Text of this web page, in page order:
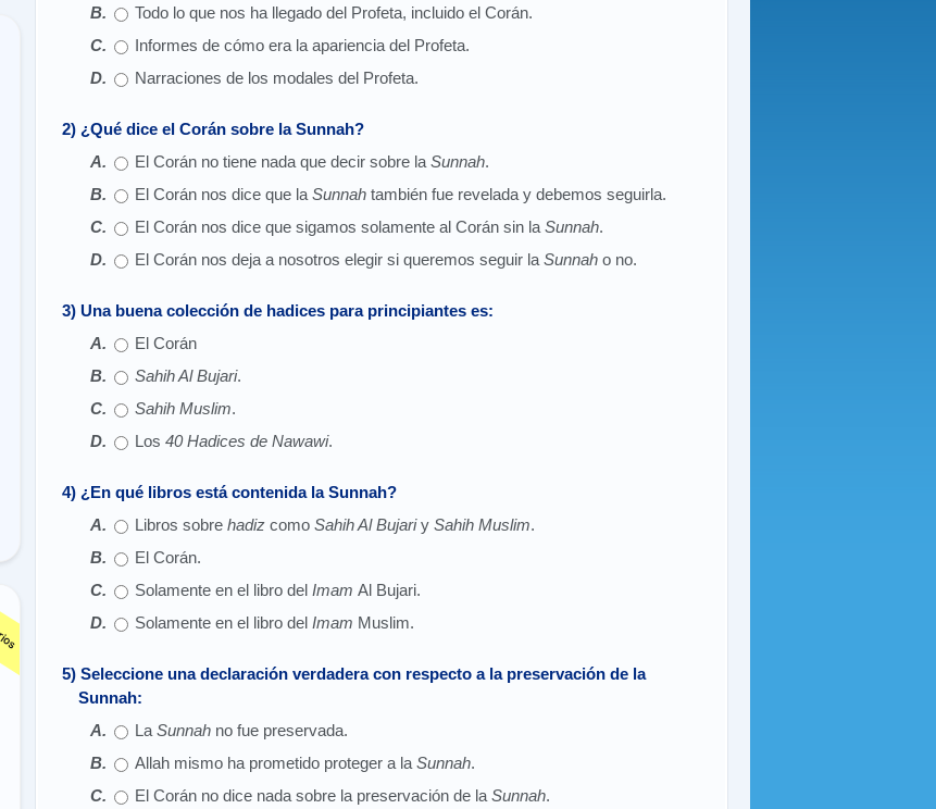
Todo lo que nos ha llegado del Profeta, incluido el Corán.
Informes de cómo era la apariencia del Profeta.
Narraciones de los modales del Profeta.
2) ¿Qué dice el Corán sobre la Sunnah?
El Corán no tiene nada que decir sobre la Sunnah.
El Corán nos dice que la Sunnah también fue revelada y debemos seguirla.
El Corán nos dice que sigamos solamente al Corán sin la Sunnah.
El Corán nos deja a nosotros elegir si queremos seguir la Sunnah o no.
3) Una buena colección de hadices para principiantes es:
El Corán
Sahih Al Bujari.
Sahih Muslim.
Los 40 Hadices de Nawawi.
4) ¿En qué libros está contenida la Sunnah?
Libros sobre hadiz como Sahih Al Bujariy Sahih Muslim.
El Corán.
Solamente en el libro del Imam Al Bujari.
Solamente en el libro del Imam Muslim.
5) Seleccione una declaración verdadera con respecto a la preservación de la
Sunnah:
La Sunnah no fue preservada.
Allah mismo ha prometido proteger a la Sunnah.
El Corán no dice nada sobre la preservación de la Sunnah.